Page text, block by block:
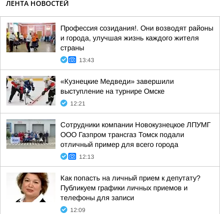
ЛЕНТА НОВОСТЕЙ
Профессия созидания!. Они возводят районы
и города, улучшая жизнь каждого жителя
страны
13:43
«Кузнецкие Медведи» завершили
выступление на турнире Омске
12:21
Сотрудники компании Новокузнецкое ЛПУМГ
ООО Газпром трансгаз Томск подали
отличный пример для всего города
12:13
Как попасть на личный прием к депутату?
Публикуем графики личных приемов и
телефоны для записи
12:09